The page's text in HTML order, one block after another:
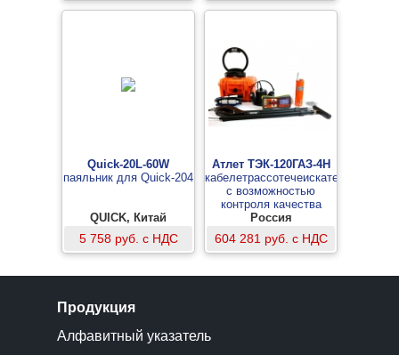
Quick-20L-60W
паяльник для Quick-204
QUICK, Китай
5 758 руб. с НДС
Атлет ТЭК-120ГАЗ-4Н
кабелетрассотечеискатель
с возможностью
контроля качества
изоляции
Россия
604 281 руб. с НДС
Продукция
Алфавитный указатель